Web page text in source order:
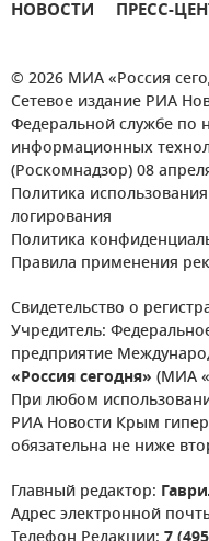
НОВОСТИ ПРЕСС-
© 2026 МИА «Россия
Сетевое издание РИА
Федеральной службе по
информационных
(Роскомнадзор) 08
Политика
логирования
Политика
Правила применения
Свидетельство о
Учредитель:
предприятие
«Россия сегодня» (МИА
При любом
РИА Новости Крым
обязательна не ниже
Главный редактор:
Адрес электронной